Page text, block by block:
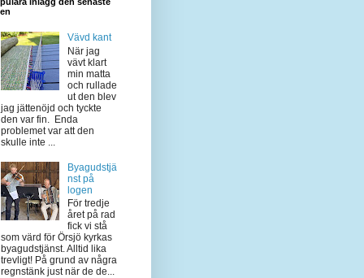
Vävd kant
När jag
vävt klart
min matta
och rullade
ut den blev
jag jättenöjd och tyckte
den var fin. Enda
problemet var att den
skulle inte ...
Byagudstjä
nst på
logen
För tredje
året på rad
fick vi stå
som värd för Örsjö kyrkas
byagudstjänst. Alltid lika
trevligt! På grund av några
regnstänk just när de de...